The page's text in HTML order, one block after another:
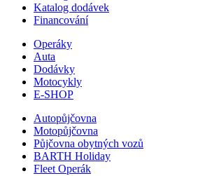
Katalog dodávek
Financování
Operáky
Auta
Dodávky
Motocykly
E-SHOP
Autopůjčovna
Motopůjčovna
Půjčovna obytných vozů
BARTH Holiday
Fleet Operák